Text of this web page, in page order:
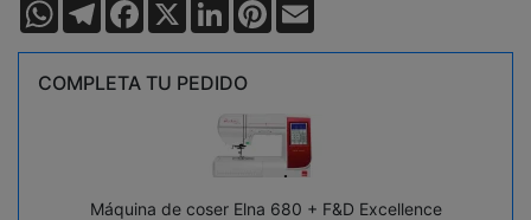
COMPLETA TU PEDIDO
Máquina de coser Elna 680 + F&D Excellence